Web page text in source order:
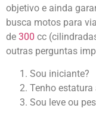
objetivo e ainda
busca motos para
de 300 cc
outras perguntas
Sou iniciante?
Tenho
Sou leve ou